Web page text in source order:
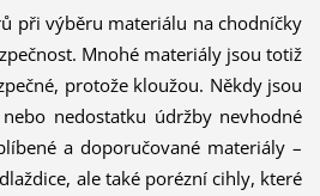
při výběru materiálu na chodníčky
Mnohé materiály jsou totiž
protože kloužou. Někdy jsou
nedostatku údržby nevhodné
a doporučované materiály –
ale také porézní cihly, které